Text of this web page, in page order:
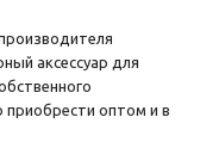
аксессуар для
приобрести оптом и в